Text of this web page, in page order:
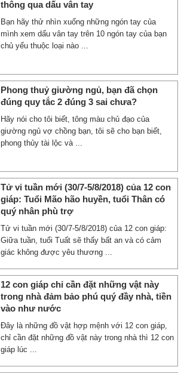
thông qua dấu vân tay
Bạn hãy thử nhìn xuống những ngón tay của
mình xem dấu vân tay trên 10 ngón tay của bạn
chủ yếu thuộc loại nào ...
Phong thuỷ giường ngủ, bạn đã chọn
đúng quy tắc 2 đúng 3 sai chưa?
Hãy nói cho tôi biết, tông màu chủ đạo của
giường ngủ vợ chồng bạn, tôi sẽ cho bạn biết,
phong thủy tài lộc và ...
Tử vi tuần mới (30/7-5/8/2018) của 12 con
giáp: Tuổi Mão hão huyền, tuổi Thân có
quý nhân phù trợ
Tử vi tuần mới (30/7-5/8/2018) của 12 con giáp:
Giữa tuần, tuổi Tuất sẽ thấy bất an và có cảm
giác không được yêu thương ...
12 con giáp chỉ cần đặt những vật này
trong nhà đảm bảo phú quý đầy nhà, tiền
vào như nước
Đây là những đồ vật hợp mệnh với 12 con giáp,
chỉ cần đặt những đồ vật này trong nhà thì 12 con
giáp lúc ...